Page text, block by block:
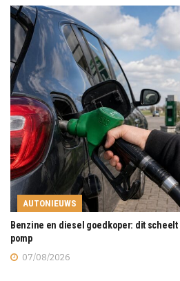
AUTONIEUWS
Benzine en diesel goedkoper: dit
pomp
07/08/2026